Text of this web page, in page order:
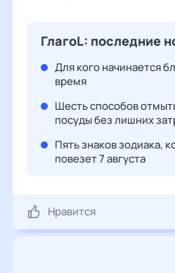
ГлагоL: последние
Для кого начинается
время
Шесть способов
посуды без лишних
Пять знаков зодиака,
повезет 7 августа
Нравится